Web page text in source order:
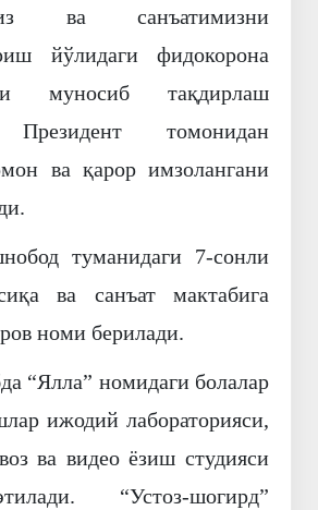
ва санъатимизни
йўлидаги фидокорона
муносиб тақдирлаш
Президент томонидан
ва қарор имзолангани
туманидаги 7-сонли
ва санъат мактабига
номи берилади.
“Ялла” номидаги болалар
ижодий лабораторияси,
ва видео ёзиш студияси
“Устоз-шогирд”